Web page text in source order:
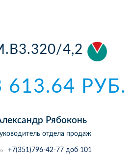
4,2
613.64 РУБ.
Рябоконь
отдела продаж
+7(351)796-42-77 доб 101